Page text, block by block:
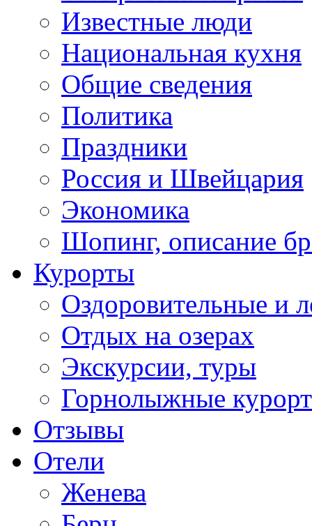
Известные люди
Национальная кухня
Общие сведения
Политика
Праздники
Россия и Швейцария
Экономика
Шопинг, описание
Курорты
Оздоровительные и
Отдых на озерах
Экскурсии, туры
Горнолыжные
Отзывы
Отели
Женева